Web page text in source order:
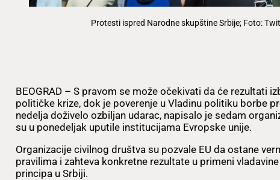
Protesti ispred Narodne skupštine Srbije; Foto:
BEOGRAD – S pravom se može očekivati da će rezultati
političke krize, dok je poverenje u Vladinu politiku borbe
nedelja doživelo ozbiljan udarac, napisalo je sedam
su u ponedeljak uputile institucijama Evropske unije.
Organizacije civilnog društva su pozvale EU da ostane
pravilima i zahteva konkretne rezultate u primeni
principa u Srbiji.